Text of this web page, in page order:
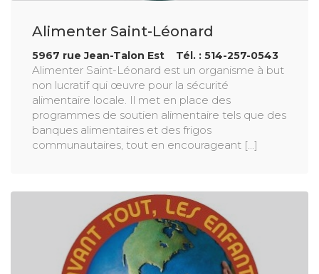
Alimenter Saint-Léonard
5967 rue Jean-Talon Est Tél. : 514-257-0543
Alimenter Saint-Léonard est un organisme à but
non lucratif qui œuvre pour la sécurité
alimentaire locale. Il met en place des
programmes de soutien alimentaire tels que des
banques alimentaires et des frigos
communautaires, tout en encourageant [...]